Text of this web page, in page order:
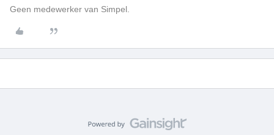
Geen medewerker van Simpel.